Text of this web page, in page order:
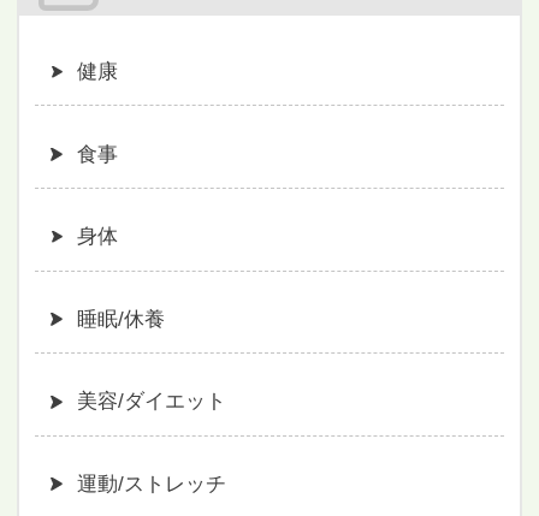
健康
食事
身体
睡眠/休養
美容/ダイエット
運動/ストレッチ